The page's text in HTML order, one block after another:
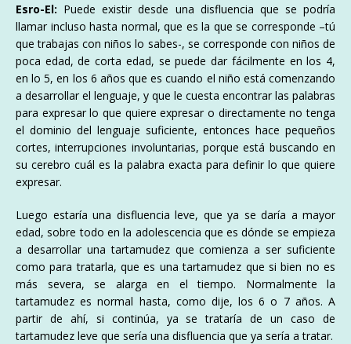
Esro-El: Puede existir desde una disfluencia que se podría
llamar incluso hasta normal, que es la que se corresponde –tú
que trabajas con niños lo sabes-, se corresponde con niños de
poca edad, de corta edad, se puede dar fácilmente en los 4,
en lo 5, en los 6 años que es cuando el niño está comenzando
a desarrollar el lenguaje, y que le cuesta encontrar las palabras
para expresar lo que quiere expresar o directamente no tenga
el dominio del lenguaje suficiente, entonces hace pequeños
cortes, interrupciones involuntarias, porque está buscando en
su cerebro cuál es la palabra exacta para definir lo que quiere
expresar.
Luego estaría una disfluencia leve, que ya se daría a mayor
edad, sobre todo en la adolescencia que es dónde se empieza
a desarrollar una tartamudez que comienza a ser suficiente
como para tratarla, que es una tartamudez que si bien no es
más severa, se alarga en el tiempo. Normalmente la
tartamudez es normal hasta, como dije, los 6 o 7 años. A
partir de ahí, si continúa, ya se trataría de un caso de
tartamudez leve que sería una disfluencia que ya sería a tratar.